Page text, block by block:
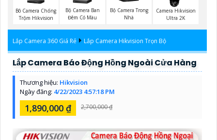
Bô Camera Chống
Trộm Hikvision
Bộ Camera Ban
Đêm Có Màu
Bộ Camera Trong
Nhà
Camera Hikvision
Ultra 2K
Lắp Camera 360 Giá Rẻ Lắp Camera Hikvision Trọn Bộ
Lắp Camera Báo Động Hồng Ngoài Cửa Hàng
Thương hiệu: Hikvision
Ngày đăng: 4/22/2023 4:57:18 PM
1,890,000 ₫ 2,700,000 ₫